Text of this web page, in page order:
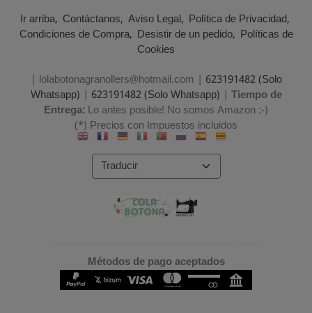
Ir arriba Contáctanos Aviso Legal Política de Privacidad
Condiciones de Compra Desistir de un pedido Políticas de
Cookies
| lolabotonagranollers@hotmail.com | 623191482 (Solo
Whatsapp) | 623191482 (Solo Whatsapp) | Tiempo de
Entrega:Lo antes posible! No somos Amazon :-)
(*) Precios con Impuestos incluidos
Métodos de pago aceptados